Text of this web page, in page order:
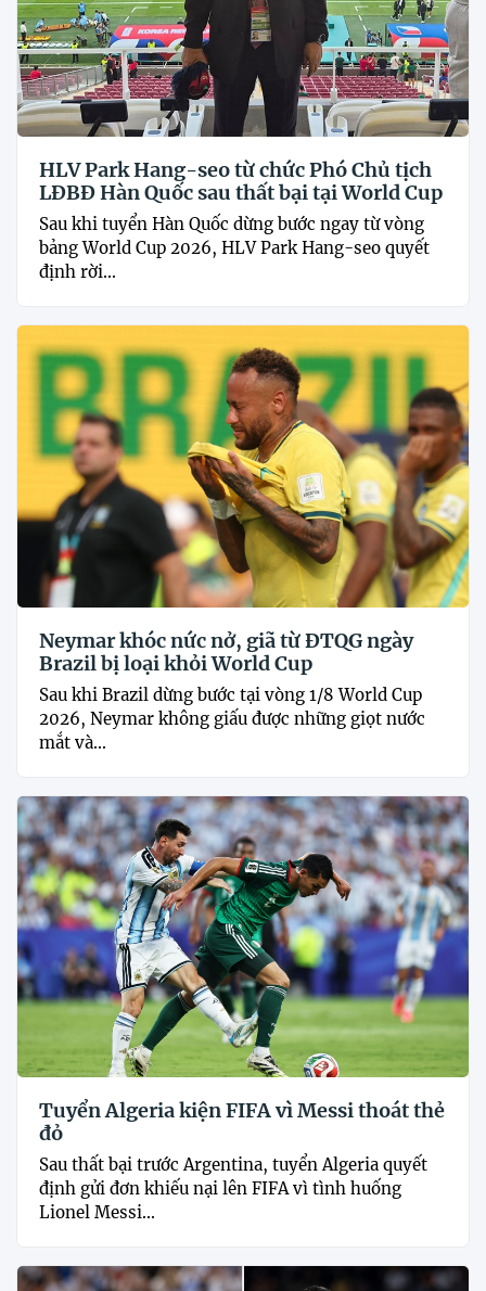
HLV Park Hang-seo từ chức Phó Chủ tịch
LĐBĐ Hàn Quốc sau thất bại tại World Cup
Sau khi tuyển Hàn Quốc dừng bước ngay từ vòng
bảng World Cup 2026, HLV Park Hang-seo quyết
định rời...
Neymar khóc nức nở, giã từ ĐTQG ngày
Brazil bị loại khỏi World Cup
Sau khi Brazil dừng bước tại vòng 1/8 World Cup
2026, Neymar không giấu được những giọt nước
mắt và...
Tuyển Algeria kiện FIFA vì Messi thoát thẻ
đỏ
Sau thất bại trước Argentina, tuyển Algeria quyết
định gửi đơn khiếu nại lên FIFA vì tình huống
Lionel Messi...